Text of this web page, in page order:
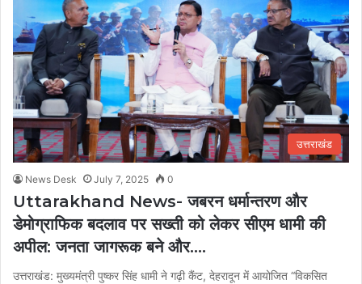
उत्तराखंड
News Desk July 7, 2025 0
Uttarakhand News- जबरन धर्मान्तरण और
डेमोग्राफिक बदलाव पर सख्ती को लेकर सीएम धामी की
अपील: जनता जागरूक बने और….
उत्तराखंड: मुख्यमंत्री पुष्कर सिंह धामी ने गढ़ी कैंट, देहरादून में आयोजित “विकसित